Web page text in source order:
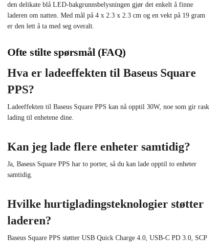
den delikate blå LED-bakgrunnsbelysningen gjør det enkelt å finne
laderen om natten. Med mål på 4 x 2.3 x 2.3 cm og en vekt på 19 gram
er den lett å ta med seg overalt.
Ofte stilte spørsmål (FAQ)
Hva er ladeeffekten til Baseus Square
PPS?
Ladeeffekten til Baseus Square PPS kan nå opptil 30W, noe som gir rask
lading til enhetene dine.
Kan jeg lade flere enheter samtidig?
Ja, Baseus Square PPS har to porter, så du kan lade opptil to enheter
samtidig.
Hvilke hurtigladingsteknologier støtter
laderen?
Baseus Square PPS støtter USB Quick Charge 4.0, USB-C PD 3.0, SCP